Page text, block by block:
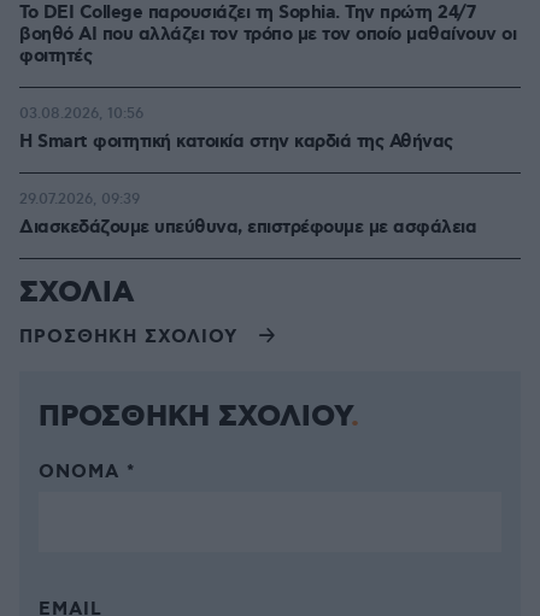
Το DEI College παρουσιάζει τη Sophia. Την πρώτη 24/7
βοηθό AI που αλλάζει τον τρόπο με τον οποίο μαθαίνουν οι
φοιτητές
Η Smart φοιτητική κατοικία στην καρδιά της Αθήνας
03.08.2026, 10:56
Διασκεδάζουμε υπεύθυνα, επιστρέφουμε με ασφάλεια
29.07.2026, 09:39
ΣΧΟΛΙΑ
ΠΡΟΣΘΗΚΗ ΣΧΟΛΙΟΥ
ΠΡΟΣΘΗΚΗ ΣΧΟΛΙΟΥ
ΌΝΟΜΑ *
EMAIL